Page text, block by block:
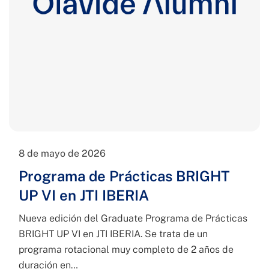
8 de mayo de 2026
Programa de Prácticas BRIGHT
UP VI en JTI IBERIA
Nueva edición del Graduate Programa de Prácticas
BRIGHT UP VI en JTI IBERIA. Se trata de un
programa rotacional muy completo de 2 años de
duración en…